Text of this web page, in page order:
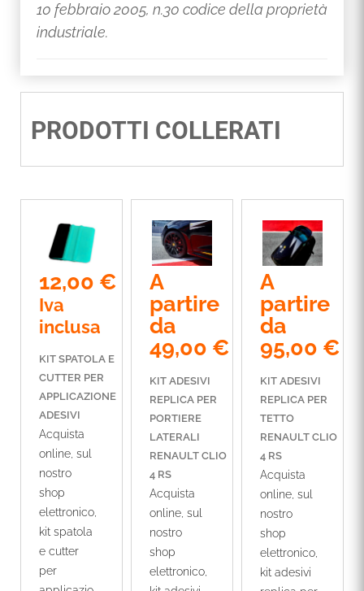
10 febbraio 2005, n.30 codice della proprietà
industriale.
PRODOTTI COLLERATI
KIT SPATOLA E
CUTTER PER
APPLICAZIONE
ADESIVI
12,00 €
Iva
inclusa
Acquista
online, sul
nostro
shop
elettronico,
kit spatola
e cutter
per
KIT ADESIVI
REPLICA PER
PORTIERE
LATERALI
RENAULT CLIO
4 RS
A
partire
da
49,00 €
Acquista
online, sul
nostro
shop
elettronico,
KIT ADESIVI
REPLICA PER
TETTO
RENAULT CLIO
4 RS
A
partire
da
95,00 €
Acquista
online, sul
nostro
shop
elettronico,
kit adesivi